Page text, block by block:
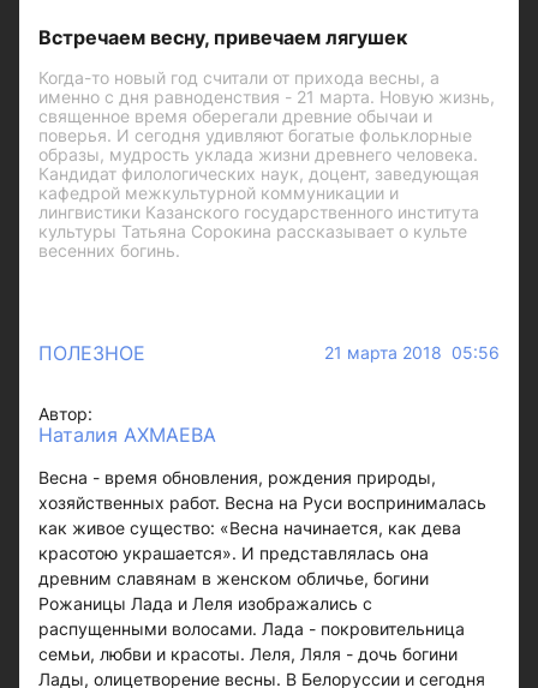
Встречаем весну, привечаем лягушек
Когда-то новый год считали от прихода весны, а
именно с дня равноденствия - 21 марта. Новую жизнь,
священное время оберегали древние обычаи и
поверья. И сегодня удивляют богатые фольклорные
образы, мудрость уклада жизни древнего человека.
Кандидат филологических наук, доцент, заведующая
кафедрой межкультурной коммуникации и
лингвистики Казанского государственного института
культуры Татьяна Сорокина рассказывает о культе
весенних богинь.
ПОЛЕЗНОЕ 21 марта 2018 05:56
Автор:
Наталия АХМАЕВА
Весна - время обновления, рождения природы,
хозяйственных работ. Весна на Руси воспринималась
как живое существо: «Весна начинается, как дева
красотою украшается». И представлялась она
древним славянам в женском обличье, богини
Рожаницы Лада и Леля изображались с
распущенными волосами. Лада - покровительница
семьи, любви и красоты. Леля, Ляля - дочь богини
Лады, олицетворение весны. В Белоруссии и сегодня